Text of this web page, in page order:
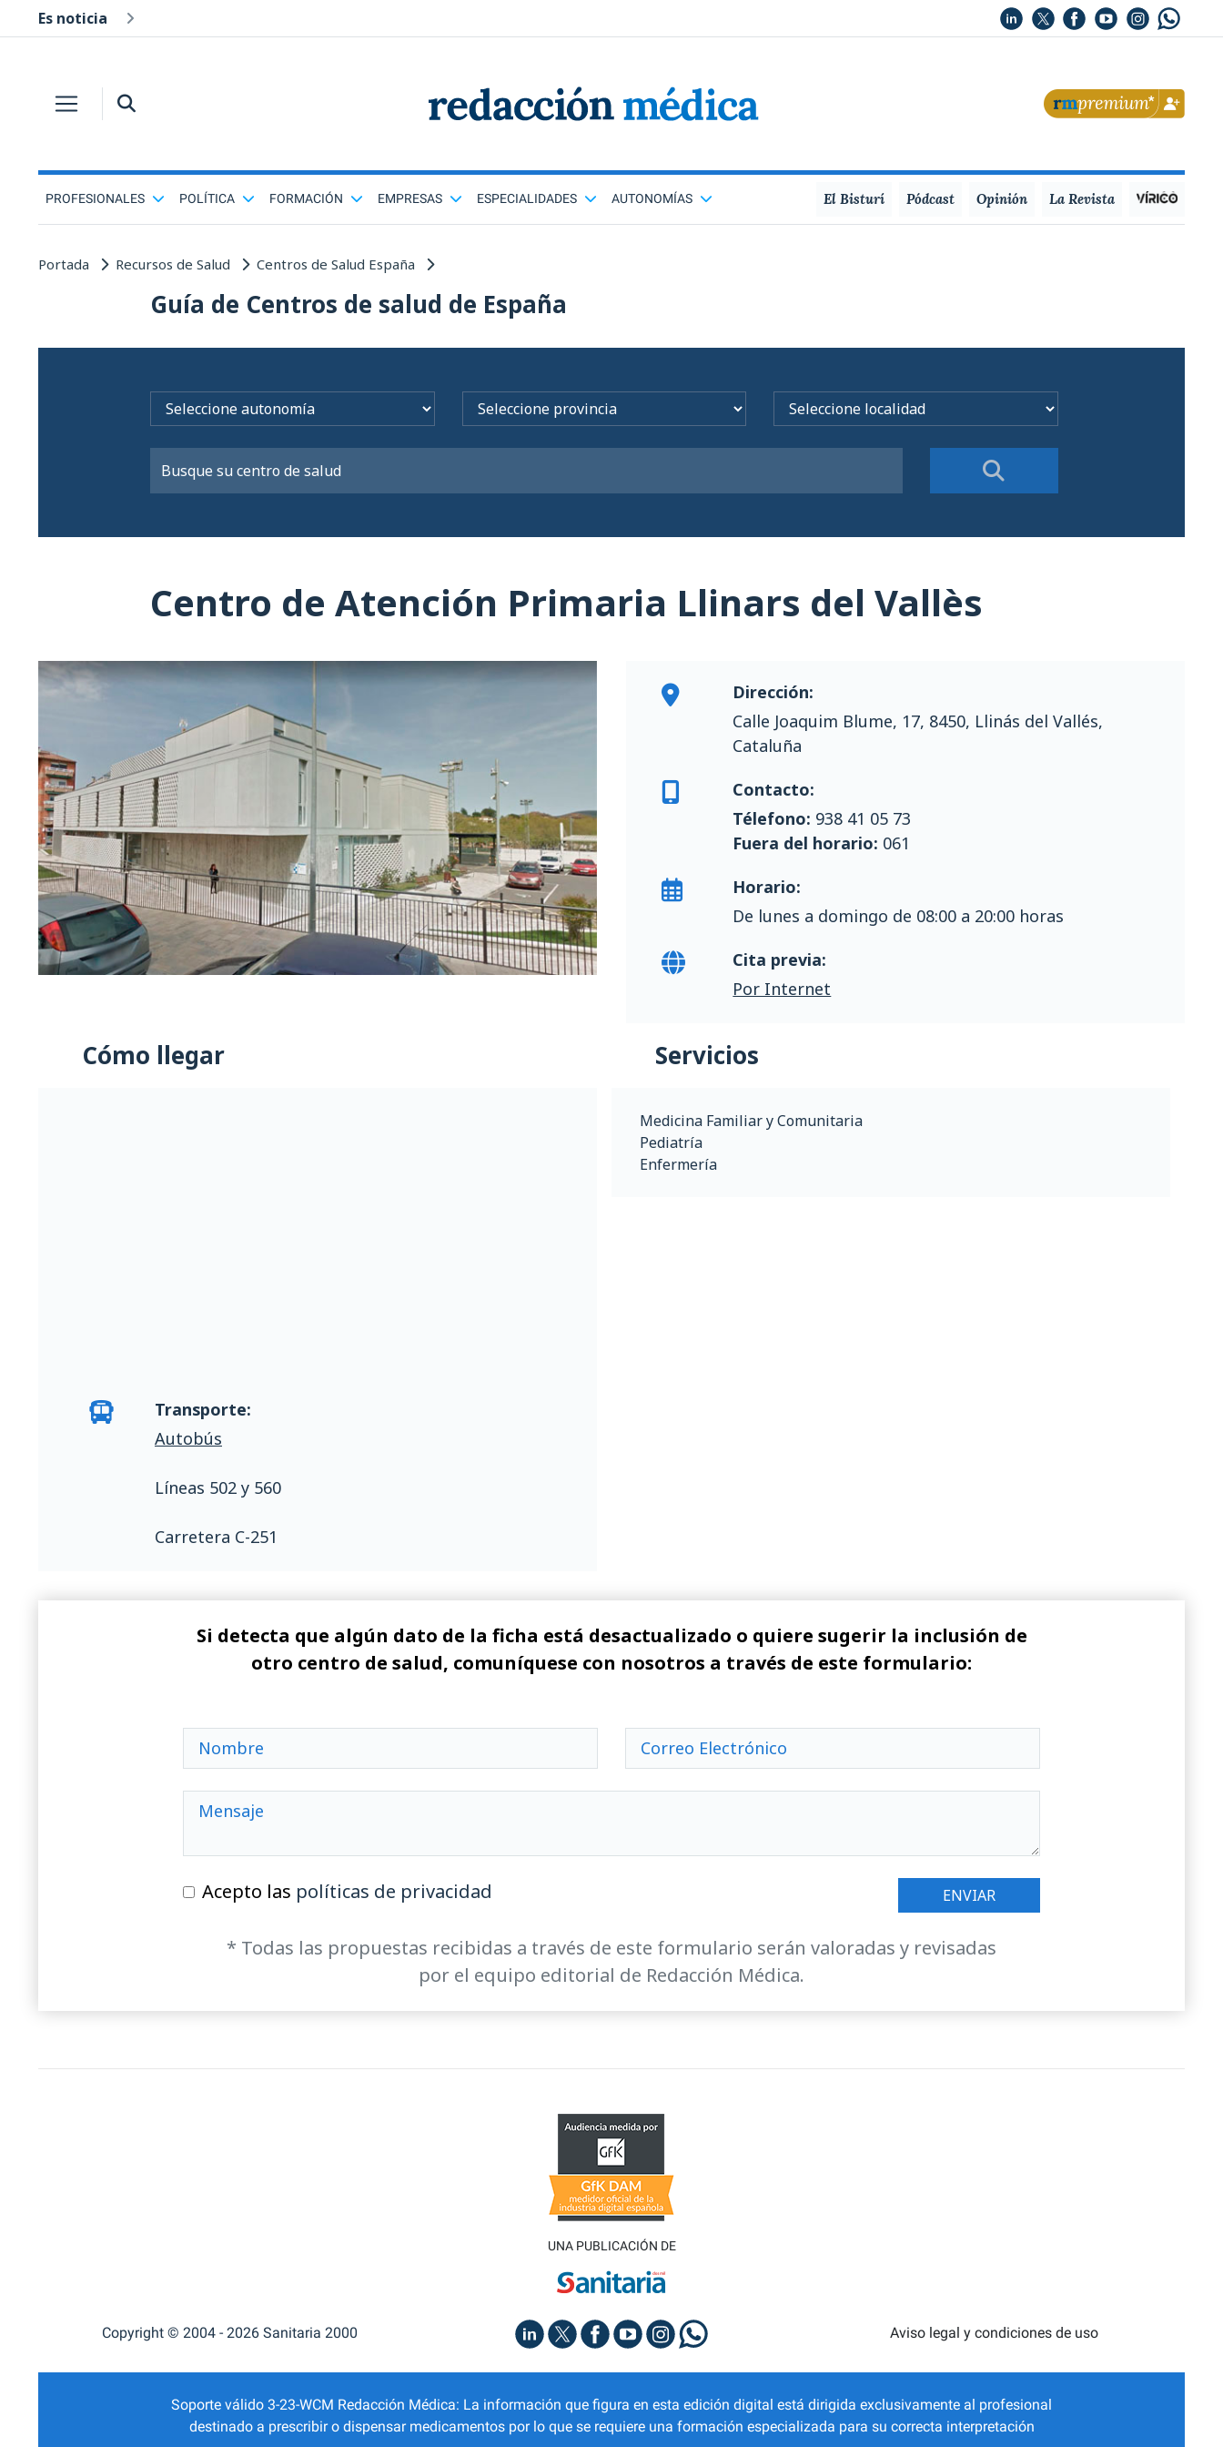
Es noticia
PROFESIONALES POLÍTICA FORMACIÓN EMPRESAS ESPECIALIDADES AUTONOMÍAS El Bisturí Pódcast Opinión La Revista
Portada Recursos de Salud Centros de Salud España
Guía de Centros de salud de España
Centro de Atención Primaria Llinars del Vallès
Dirección:
Calle Joaquim Blume, 17, 8450, Llinás del Vallés,
Cataluña
Contacto:
Télefono: 938 41 05 73
Fuera del horario: 061
Horario:
De lunes a domingo de 08:00 a 20:00 horas
Cita previa:
Por Internet
Cómo llegar
Transporte:
Autobús
Líneas 502 y 560
Carretera C-251
Servicios
Medicina Familiar y Comunitaria
Pediatría
Enfermería
Si detecta que algún dato de la ficha está desactualizado o quiere sugerir la inclusión de
otro centro de salud, comuníquese con nosotros a través de este formulario:
Acepto las políticas de privacidad
* Todas las propuestas recibidas a través de este formulario serán valoradas y revisadas
por el equipo editorial de Redacción Médica.
UNA PUBLICACIÓN DE
Copyright © 2004 - 2026 Sanitaria 2000 Aviso legal y condiciones de uso
Soporte válido 3-23-WCM Redacción Médica: La información que figura en esta edición digital está dirigida exclusivamente al profesional
destinado a prescribir o dispensar medicamentos por lo que se requiere una formación especializada para su correcta interpretación